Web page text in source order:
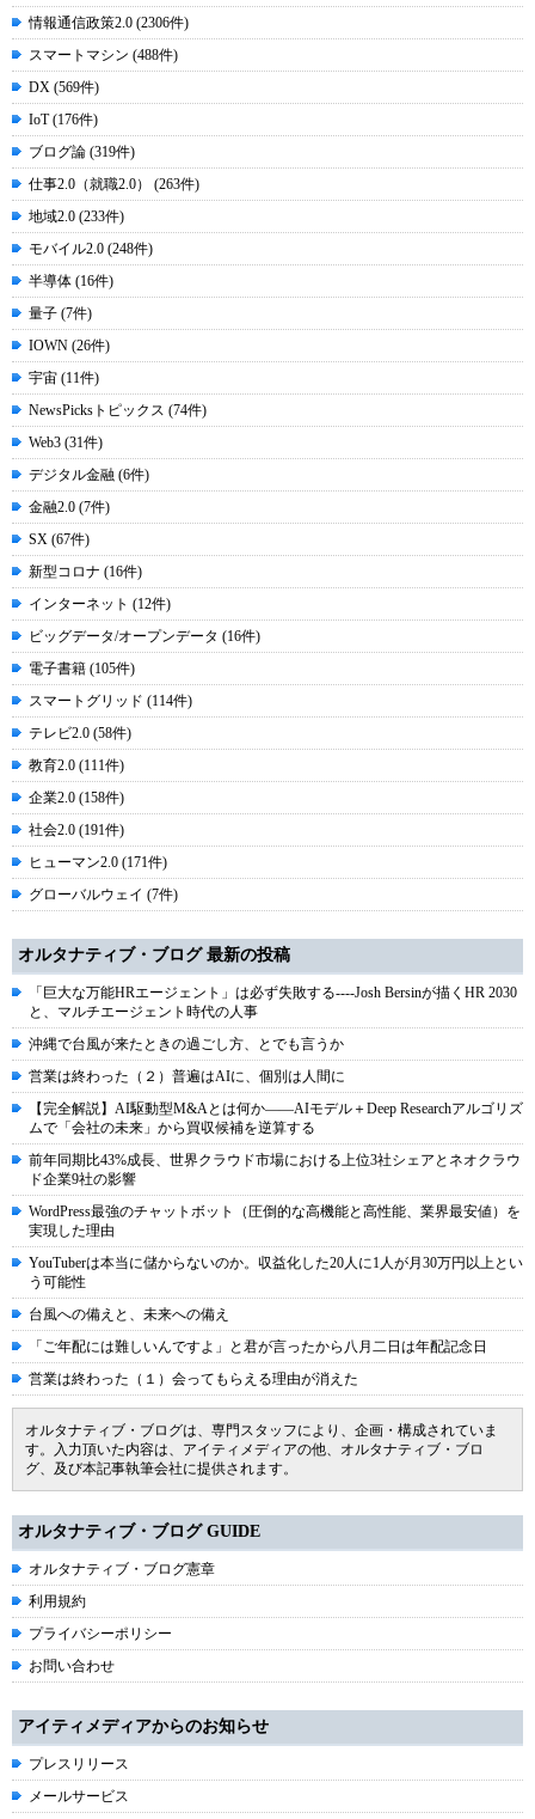
情報通信政策2.0 (2306件)
スマートマシン (488件)
DX (569件)
IoT (176件)
ブログ論 (319件)
仕事2.0（就職2.0） (263件)
地域2.0 (233件)
モバイル2.0 (248件)
半導体 (16件)
量子 (7件)
IOWN (26件)
宇宙 (11件)
NewsPicksトピックス (74件)
Web3 (31件)
デジタル金融 (6件)
金融2.0 (7件)
SX (67件)
新型コロナ (16件)
インターネット (12件)
ビッグデータ/オープンデータ (16件)
電子書籍 (105件)
スマートグリッド (114件)
テレビ2.0 (58件)
教育2.0 (111件)
企業2.0 (158件)
社会2.0 (191件)
ヒューマン2.0 (171件)
グローバルウェイ (7件)
オルタナティブ・ブログ 最新の投稿
「巨大な万能HRエージェント」は必ず失敗する----Josh Bersinが描くHR 2030
と、マルチエージェント時代の人事
沖縄で台風が来たときの過ごし方、とでも言うか
営業は終わった（２）普遍はAIに、個別は人間に
【完全解説】AI駆動型M&Aとは何か――AIモデル＋Deep Researchアルゴリズ
ムで「会社の未来」から買収候補を逆算する
前年同期比43%成長、世界クラウド市場における上位3社シェアとネオクラウ
ド企業9社の影響
WordPress最強のチャットボット（圧倒的な高機能と高性能、業界最安値）を
実現した理由
YouTuberは本当に儲からないのか。収益化した20人に1人が月30万円以上とい
う可能性
台風への備えと、未来への備え
「ご年配には難しいんですよ」と君が言ったから八月二日は年配記念日
営業は終わった（１）会ってもらえる理由が消えた
オルタナティブ・ブログは、専門スタッフにより、企画・構成されていま
す。入力頂いた内容は、アイティメディアの他、オルタナティブ・ブロ
グ、及び本記事執筆会社に提供されます。
オルタナティブ・ブログ GUIDE
オルタナティブ・ブログ憲章
利用規約
プライバシーポリシー
お問い合わせ
アイティメディアからのお知らせ
プレスリリース
メールサービス